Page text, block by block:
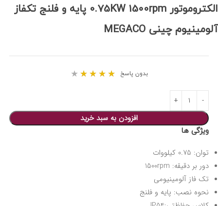
الکتروموتور 0.75KW 1500rpm پایه و فلنج تکفاز
آلومینیوم چینی MEGACO
بدون پاسخ ★
★
★
★
★
افزودن به سبد خرید
ویژگی ها
توان: 0.75 کیلووات
دور بر دقیقه: 1500rpm
تک فاز آلومینیومی
نحوه نصب: پایه و فلنج